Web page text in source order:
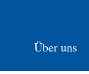
Über uns